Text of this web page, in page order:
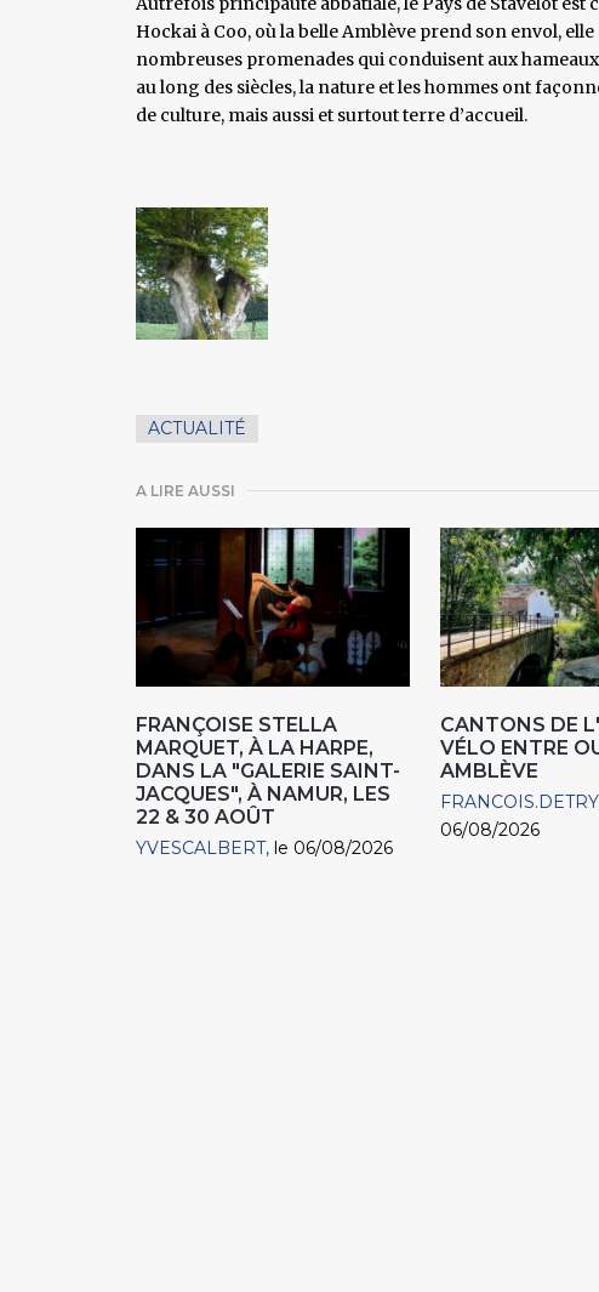
Hockai à Coo, où la belle Amblève prend son envol,
nombreuses promenades qui conduisent aux
au long des siècles, la nature et les hommes ont
de culture, mais aussi et surtout terre d’accueil.
ACTUALITÉ
A LIRE AUSSI
FRANÇOISE STELLA
MARQUET, À LA HARPE,
DANS LA "GALERIE SAINT-
JACQUES", À NAMUR, LES
22 & 30 AOÛT
YVESCALBERT le 06/08/2026
CANTONS DE
VÉLO ENTRE
AMBLÈVE
FRANCOIS.DETRY
06/08/2026